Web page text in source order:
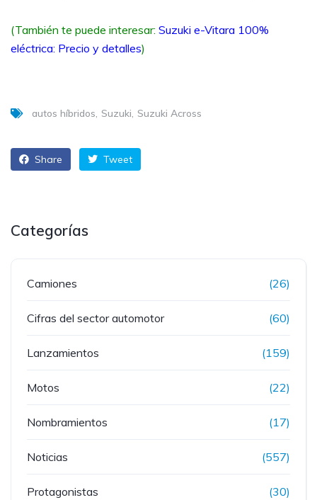
(También te puede interesar: Suzuki e-Vitara 100%
eléctrica: Precio y detalles)
autos híbridos Suzuki Suzuki Across
Share Tweet
Categorías
Camiones (26)
Cifras del sector automotor (60)
Lanzamientos (159)
Motos (22)
Nombramientos (17)
Noticias (557)
Protagonistas (30)